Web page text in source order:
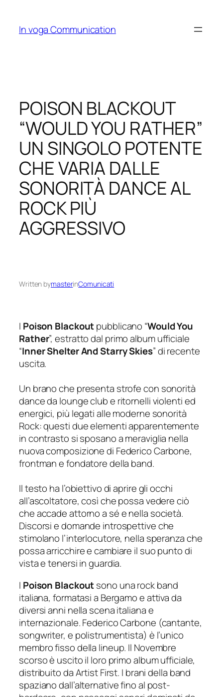
content
In voga Communication
POISON BLACKOUT
“WOULD YOU RATHER”
UN SINGOLO POTENTE
CHE VARIA DALLE
SONORITÀ DANCE AL
ROCK PIÙ
AGGRESSIVO
Written bymasterinComunicati
I Poison Blackoutpubblicano “Would You
Rather”, estratto dal primo album ufficiale
“Inner Shelter And Starry Skies” di recente
uscita.
Un brano che presenta strofe con sonorità
dance da lounge club e ritornelli violenti ed
energici, più legati alle moderne sonorità
Rock: questi due elementi apparentemente
in contrasto si sposano a meraviglia nella
nuova composizione di Federico Carbone,
frontman e fondatore della band.
Il testo ha l’obiettivo di aprire gli occhi
all’ascoltatore, così che possa vedere ciò
che accade attorno a sé e nella società.
Discorsi e domande introspettive che
stimolano l’interlocutore, nella speranza che
possa arricchire e cambiare il suo punto di
vista e tenersi in guardia.
I Poison Blackoutsono una rock band
italiana, formatasi a Bergamo e attiva da
diversi anni nella scena italiana e
internazionale. Federico Carbone (cantante,
songwriter, e polistrumentista) è l’unico
membro fisso della lineup. Il Novembre
scorso è uscito il loro primo album ufficiale,
distribuito da Artist First. I brani della band
spaziano dall’alternative fino al post-